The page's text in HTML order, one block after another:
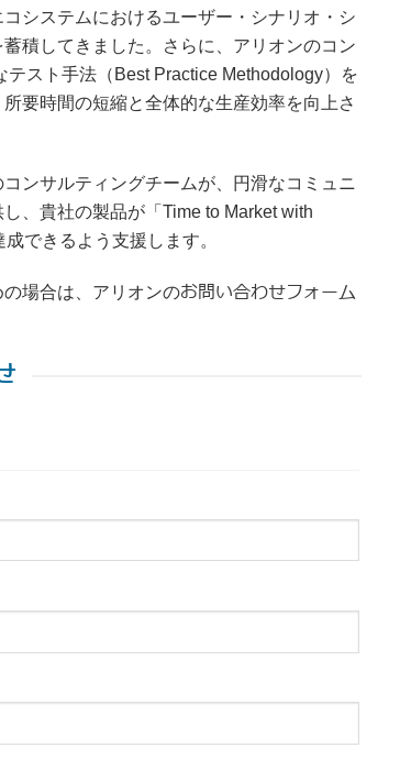
システムにおけるユーザー・シナリオ・シ
積してきました。さらに、アリオンのコン
スト手法（Best Practice Methodology）を
要時間の短縮と全体的な生産効率を向上さ
ンサルティングチームが、円滑なコミュニ
、貴社の製品が「Time to Market with
できるよう支援します。
場合は、アリオンのお問い合わせフォーム